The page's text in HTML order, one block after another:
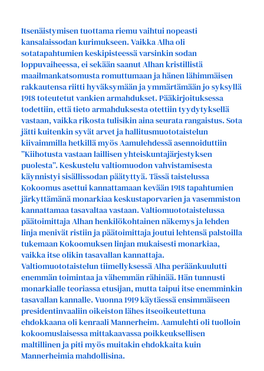
Itsenäistymisen tuottama riemu vaihtui nopeasti
kansalaissodan kurimukseen. Vaikka Alha oli
sotatapahtumien keskipisteessä varsinkin sodan
loppuvaiheessa, ei sekään saanut Alhan kristillistä
maailmankatsomusta romuttumaan ja hänen lähimmäisen
rakkautensa riitti hyväksymään ja ymmärtämään jo syksyllä
1918 toteutetut vankien armahdukset. Pääkirjoituksessa
todettiin, että tieto armahduksesta otettiin tyydytyksellä
vastaan, vaikka rikosta tulisikin aina seurata rangaistus. Sota
jätti kuitenkin syvät arvet ja hallitusmuototaistelun
kiivaimmilla hetkillä myös Aamulehdessä asennoiduttiin
”Kiihotusta vastaan laillisen yhteiskuntajärjestyksen
puolesta”. Keskustelu valtiomuodon vahvistamisesta
käynnistyi sisällissodan päätyttyä. Tässä taistelussa
Kokoomus asettui kannattamaan kevään 1918 tapahtumien
järkyttämänä monarkiaa keskustaporvarien ja vasemmiston
kannattamaa tasavaltaa vastaan. Valtiomuototaistelussa
päätoimittaja Alhan henkilökohtainen näkemys ja lehden
linja menivät ristiin ja päätoimittaja joutui lehtensä palstoilla
tukemaan Kokoomuksen linjan mukaisesti monarkiaa,
vaikka itse olikin tasavallan kannattaja.
Valtiomuototaistelun tiimellyksessä Alha peräänkuulutti
enemmän toimintaa ja vähemmän rähinää. Hän tunnusti
monarkialle teoriassa etusijan, mutta taipui itse enemminkin
tasavallan kannalle. Vuonna 1919 käytäessä ensimmäiseen
presidentinvaaliin oikeiston lähes itseoikeutettuna
ehdokkaana oli kenraali Mannerheim. Aamulehti oli tuolloin
kokoomuslaisessa mittakaavassa poikkeuksellisen
maltillinen ja piti myös muitakin ehdokkaita kuin
Mannerheimia mahdollisina.